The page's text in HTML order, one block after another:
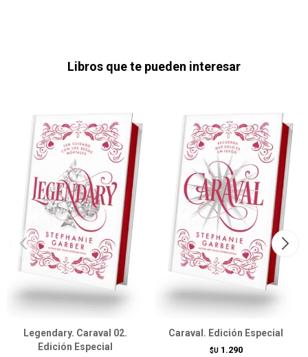
Libros que te pueden interesar
Legendary. Caraval 02.
Edición Especial
Caraval. Edición Especial
$U 1.290